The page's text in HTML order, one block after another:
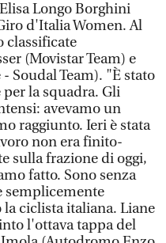
Longo Borghini
d'Italia Women. Al
classificate
(Movistar Team) e
Soudal Team). "È stato
la squadra. Gli
avevamo un
raggiunto. Ieri è stata
non era finito-
sulla frazione di oggi,
fatto. Sono senza
semplicemente
ciclista italiana. Liane
l'ottava tappa del